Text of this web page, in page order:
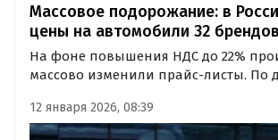
Массовое подорожание: в
цены на автомобили 32 брендов
На фоне повышения НДС до 22%
массово изменили прайс-листы. По
цены на автомобили в России
бренда.
12 января 2026, 08:39